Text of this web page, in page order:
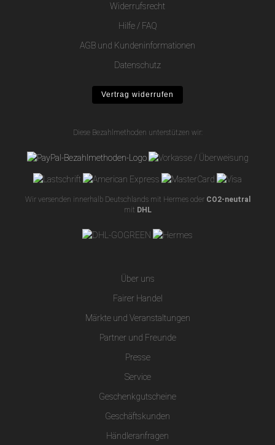
Widerrufsrecht
Hilfe / FAQ
AGB und Kundeninformationen
Datenschutz
Vertrag widerrufen
Diese Bezahlmethoden unterstützen wir:
Wir versenden innerhalb Deutschlands mit Hermes oder CO2-neutral
mit DHL
Über uns
Fairer Handel
Märkte und Veranstaltungen
Partner und Freunde
Presse
Service
Geschenkgutscheine
Geschäftskunden
Händleranfragen